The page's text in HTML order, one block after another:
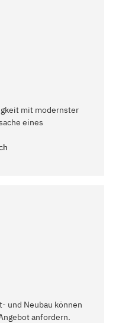
mit modernster
eines
und Neubau können
anfordern.